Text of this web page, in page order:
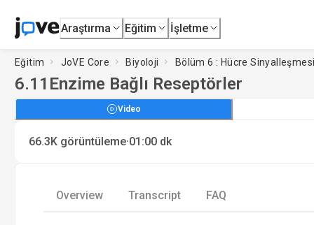
Araştırma Eğitim İşletme
Eğitim JoVE Core Biyoloji Bölüm 6 : Hücre
6.11 Enzime Bağlı Reseptörler
Video
66.3K görüntüleme·01:00 dk
Overview Transcript FAQ